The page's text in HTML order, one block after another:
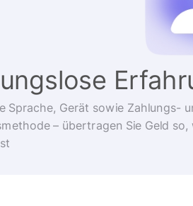
Sprache, Gerät sowie Zahlungs-
– übertragen Sie Geld so,